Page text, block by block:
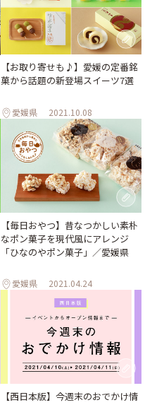
【お取り寄せも♪】愛媛の定番銘
菓から話題の新登場スイーツ7選
愛媛県 2021.10.08
【毎日おやつ】昔なつかしい素朴
なポン菓子を現代風にアレンジ
「ひなのやポン菓子」／愛媛県
愛媛県 2021.04.24
【西日本版】今週末のおでかけ情